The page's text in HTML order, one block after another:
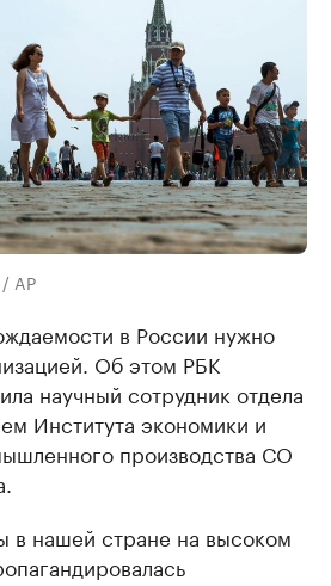
AP
в России нужно
Об этом РБК
научный сотрудник отдела
Института экономики и
производства СО
в нашей стране на высоком